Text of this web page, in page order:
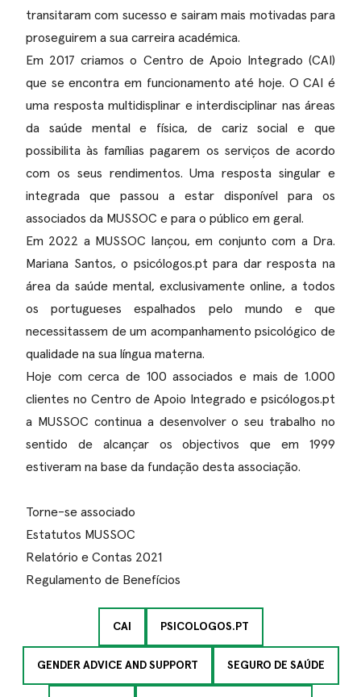
transitaram com sucesso e sairam mais motivadas para
proseguirem a sua carreira académica.
Em 2017 criamos o Centro de Apoio Integrado (CAI)
que se encontra em funcionamento até hoje. OCAI é
uma resposta multidisplinar e interdisciplinar nas áreas
da saúde mental e física, de cariz social e que
possibilita às famílias pagarem os serviços de acordo
com os seus rendimentos. Uma resposta singular e
integrada que passou a estar disponível para os
associados da MUSSOC e para o público em geral.
Em 2022 a MUSSOC lançou, em conjunto com a Dra.
Mariana Santos, o psicólogos.pt para dar resposta na
área da saúde mental, exclusivamente online, a todos
os portugueses espalhados pelo mundo e que
necessitassem de um acompanhamento psicológico de
qualidade na sua língua materna.
Hoje com cerca de 100 associados e mais de 1.000
clientes no Centro de Apoio Integrado e psicólogos.pt
a MUSSOC continua a desenvolver o seu trabalho no
sentido de alcançar os objectivos que em 1999
estiveram na base da fundação desta associação.
Torne-se associado
Estatutos MUSSOC
Relatório e Contas 2021
Regulamento de Benefícios
CAI PSICOLOGOS.PT
GENDER ADVICE AND SUPPORT SEGURO DE SAÚDE